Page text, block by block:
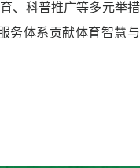
、科普推广等多元举措
务体系贡献体育智慧